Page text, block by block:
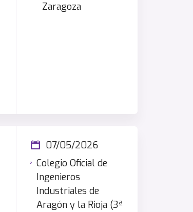
Zaragoza
07/05/2026
Colegio Oficial de
Ingenieros
Industriales de
Aragón y la Rioja (3ª